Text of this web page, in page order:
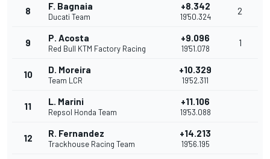
8 F. Bagnaia
Ducati Team
+8.342
19'50.324
2
9 P. Acosta
Red Bull KTM Factory Racing
+9.096
19'51.078
1
10 D. Moreira
Team LCR
+10.329
19'52.311
11 L. Marini
Repsol Honda Team
+11.106
19'53.088
12 R. Fernandez
Trackhouse Racing Team
+14.213
19'56.195